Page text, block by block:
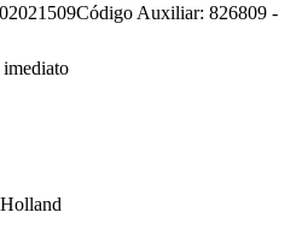
Código Auxiliar: 826809 -